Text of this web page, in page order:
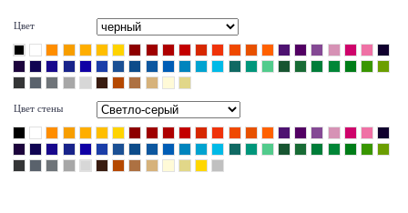
Цвет
Цвет стены